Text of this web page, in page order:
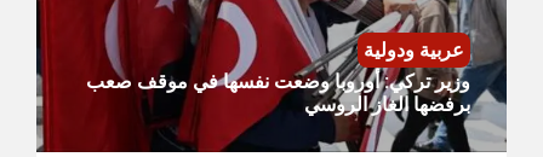
عربية ودولية
وزير تركي: أوروبا وضعت نفسها في موقف صعب
برفضها الغاز الروسي